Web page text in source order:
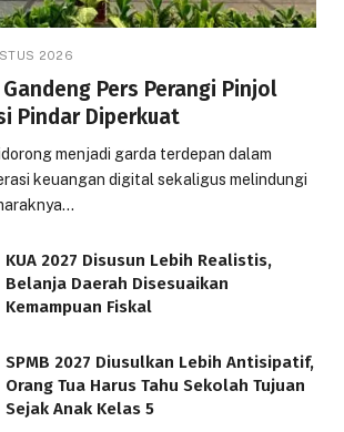
2026
Gandeng Pers Perangi Pinjol
Pindar Diperkuat
menjadi garda terdepan dalam
keuangan digital sekaligus melindungi
KUA 2027 Disusun Lebih Realistis,
Belanja Daerah Disesuaikan
Kemampuan Fiskal
SPMB 2027 Diusulkan Lebih Antisipatif,
Orang Tua Harus Tahu Sekolah Tujuan
Sejak Anak Kelas 5